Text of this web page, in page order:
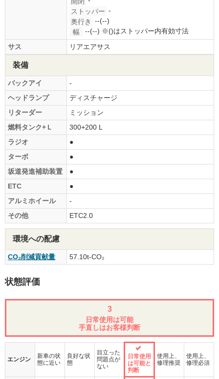
ストッパー -
奥行き
--(--)
幅
--(--) ※()はストッパー内有効寸法
サス
リアエアサス
装備
バックアイ
-
ヘッドランプ
ディスチャージ
リターダー
ミッション
燃料タンク+Ｌ
300+200 L
ラジオ
●
ターボ
●
坂道発進補助装置
●
ETC
●
アルミホイール
-
その他
ETC2.0
環境への配慮
CO₂削減貢献量 57.10t-CO₂
状態評価
3
日常使用は可能
手直しはお客様判断
エンジン
新車の状
態に近い
良好な状
態
目立った
問題点が
ない
日常使用
は可能と
判断
使用上、
修理推奨
使用上、
修理必須